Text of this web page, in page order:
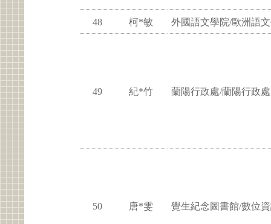
48 柯*敏 外國語文學院/歐洲語
49 紀*竹 蘭陽行政處/蘭陽行政處
50 唐*雯 覺生紀念圖書館/數位